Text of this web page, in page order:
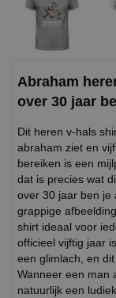
Abraham
over 30 jaar
Dit heren v-hals
abraham ziet en
bereiken is een
dat is precies wat
over 30 jaar ben je
grappige
shirt ideaal voor
officieel vijftig jaar
een glimlach, en
Wanneer een man
natuurlijk een